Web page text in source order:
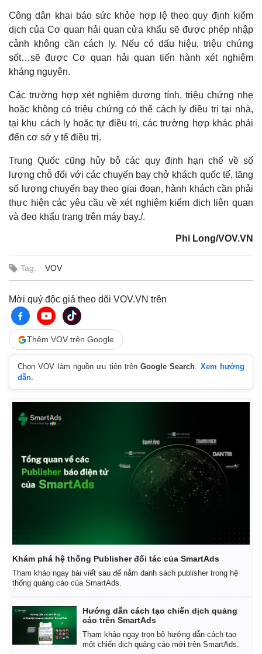
Thể thao
Bóng đá
Lịch thi đấu bóng đá
Thế giới thể thao
eSports
Hậu trường
Ô tô - Xe máy
Xe máy
Tư vấn
Công dân khai báo sức khỏe hợp lệ theo quy định kiểm
dịch của Cơ quan hải quan cửa khẩu sẽ được phép nhập
cảnh không cần cách ly. Nếu có dấu hiệu, triệu chứng
sốt…sẽ được Cơ quan hải quan tiến hành xét nghiệm
kháng nguyên.
Các trường hợp xét nghiệm dương tính, triệu chứng nhẹ
hoặc không có triệu chứng có thể cách ly điều trị tại nhà,
tại khu cách ly hoặc tự điều trị, các trường hợp khác phải
đến cơ sở y tế điều trị.
Trung Quốc cũng hủy bỏ các quy định hạn chế về số
lượng chỗ đối với các chuyến bay chở khách quốc tế, tăng
số lượng chuyến bay theo giai đoạn, hành khách cần phải
thực hiện các yêu cầu về xét nghiệm kiểm dịch liên quan
và đeo khẩu trang trên máy bay./.
Phi Long/VOV.VN
Tag: VOV
Mời quý độc giả theo dõi VOV.VN trên
Thêm VOV trên Google
Chọn VOV làm nguồn ưu tiên trênGoogle Search. Xem hướng
dẫn.
Khám phá hệ thống Publisher đối tác của SmartAds
Tham khảo ngay bài viết sau để nắm danh sách publisher trong hệ
thống quảng cáo của SmartAds.
Hướng dẫn cách tạo chiến dịch quảng
cáo trên SmartAds
Tham khảo ngay trọn bộ hướng dẫn cách tạo
một chiến dịch quảng cáo mới trên SmartAds.